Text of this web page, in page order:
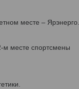
месте – Ярэнерго.
м месте спортсмены